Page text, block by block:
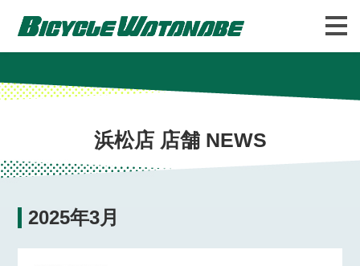
FAQ
浜松店 店舗 NEWS
2025年3月